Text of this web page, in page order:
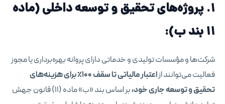
۱. پروژه‌های تحقیق و توسعه داخلی (ماده
۱۱ بند ب):
شرکت‌ها و مؤسسات تولیدی و خدماتی دارای پروانه بهره‌برداری یا مجوز
فعالیت می‌توانند از
اعتبار مالیاتی تا سقف ۱۰۰٪ برای هزینه‌های
تحقیق و توسعه جاری خود،
بر اساس بند «ب» ماده (۱۱) قانون جهش